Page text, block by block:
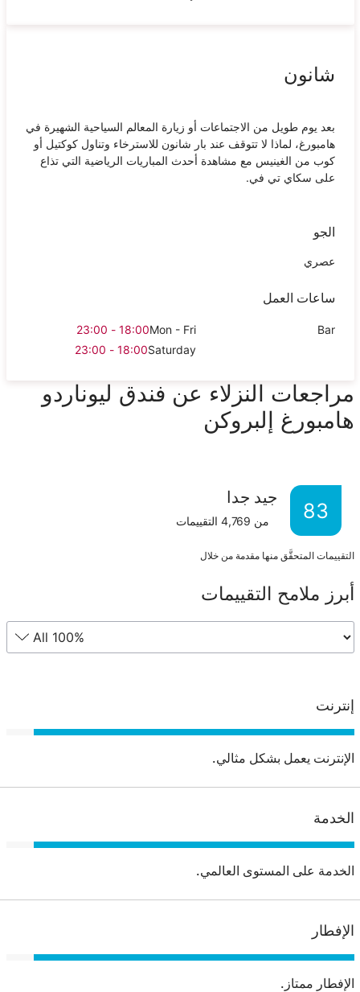
شانون
بعد يوم طويل من الاجتماعات أو زيارة المعالم السياحية الشهيرة في
هامبورغ، لماذا لا تتوقف عند بار شانون للاسترخاء وتناول كوكتيل أو
كوب من الغينيس مع مشاهدة أحدث المباريات الرياضية التي تذاع
على سكاي تي في.
الجو
عصري
ساعات العمل
Bar
Mon - Fri
18:00 - 23:00
Saturday
18:00 - 23:00
مراجعات النزلاء عن فندق ليوناردو
هامبورغ إلبروكن
83
جيد جدا
من 4,769 التقييمات
التقييمات المتحقَّق منها مقدمة من خلال
أبرز ملامح التقييمات
إنترنت
الإنترنت يعمل بشكل مثالي.
الخدمة
الخدمة على المستوى العالمي.
الإفطار
الإفطار ممتاز.